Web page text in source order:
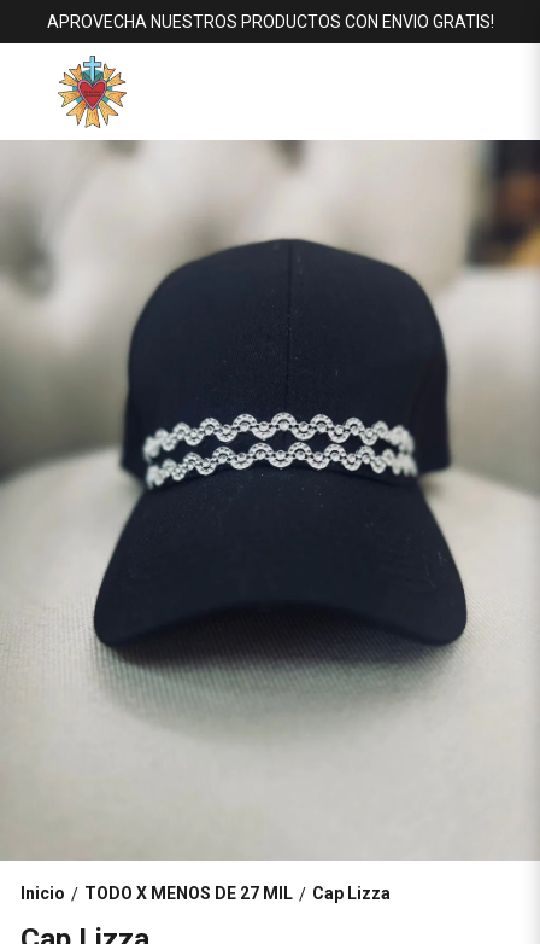
APROVECHA NUESTROS PRODUCTOS CON ENVIO GRATIS!
Inicio / TODO X MENOS DE 27 MIL / Cap Lizza